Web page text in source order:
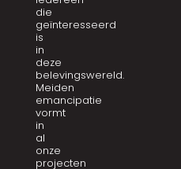
die
geïnteresseerd
is
in
deze
belevingswereld.
Meiden
emancipatie
vormt
in
al
onze
projecten